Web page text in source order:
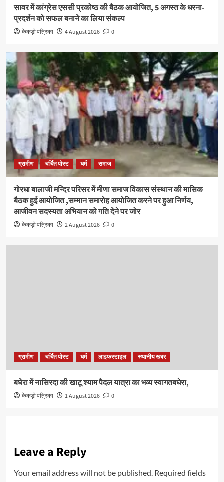
सावर में कांग्रेस एससी प्रकोष्ठ की बैठक आयोजित, 5 अगस्त के धरना-
प्रदर्शन को सफल बनाने का लिया संकल्प
केकड़ी पत्रिका 4 August 2026 0
ग्रामीण चर्चित पोस्ट धर्म समाज
गोरधा बालाजी मन्दिर परिसर में मीणा समाज विकास संस्थान की मासिक
बैठक हुई आयोजित ,सम्मान समारोह आयोजित करने पर हुआ निर्णय,
आजीवन सदस्यता अभियान को गति देने पर जोर
केकड़ी पत्रिका 2 August 2026 0
ग्रामीण चर्चित पोस्ट धर्म लाइफस्टाइल स्थानीय खबर
बघेरा में नासिरदा की खाटू श्याम पैदल यात्रा का भव्य स्वागतबघेरा,
केकड़ी पत्रिका 1 August 2026 0
Leave a Reply
Your email address will not be published. Required fields